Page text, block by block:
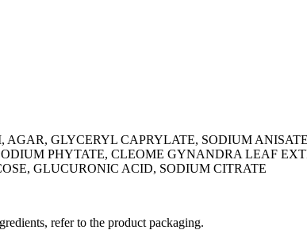
GLYCERYL CAPRYLATE, SODIUM
PHYTATE, CLEOME GYNANDRA LEAF
GLUCURONIC ACID, SODIUM CITRATE
refer to the product packaging.